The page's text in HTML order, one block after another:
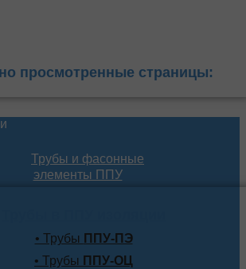
просмотренные страницы:
Трубы и фасонные
элементы ППУ
• Трубы ППУ-ПЭ
• Трубы ППУ-ОЦ